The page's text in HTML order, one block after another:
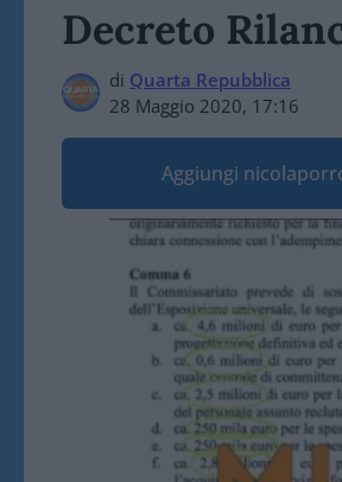
Decreto
di Quarta Repubblica
28 Maggio 2020, 17:16
Aggiungi
Video